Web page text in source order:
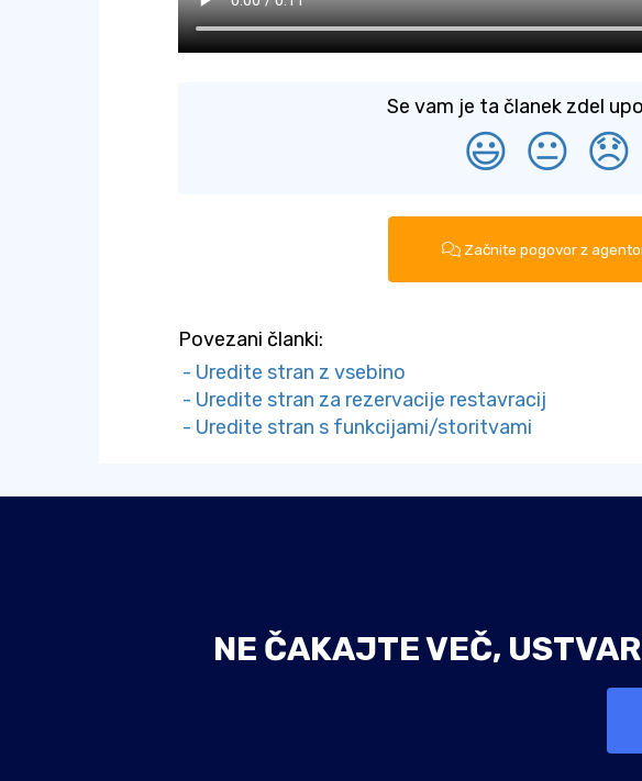
Se vam je ta članek zdel
😃 😐 😞
Začnite pogovor z
Povezani članki:
- Uredite stran z vsebino
- Uredite stran za rezervacije restavracij
- Uredite stran s funkcijami/storitvami
NE ČAKAJTE VEČ,